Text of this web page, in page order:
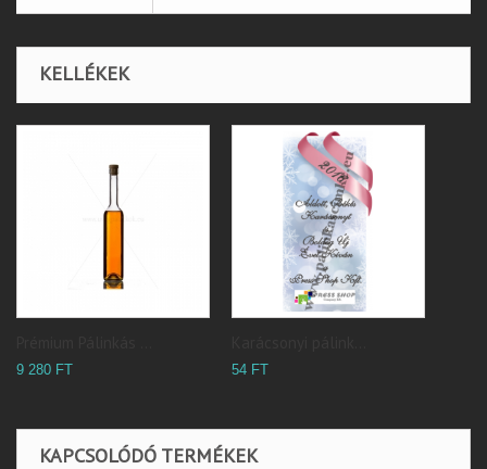
KELLÉKEK
9 280 FT 54 FT
KAPCSOLÓDÓ TERMÉKEK